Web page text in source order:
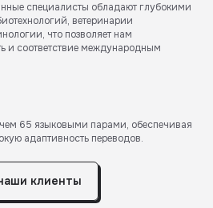
специалисты обладают глубокими
ветеринарии
что позволяет нам
и соответствие международным
65 языковыми парами, обеспечивая
адаптивность переводов.
клиенты